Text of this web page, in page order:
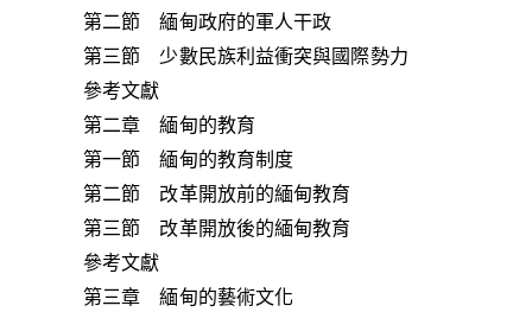
第二節 緬甸政府的軍人干政
第三節 少數民族利益衝突與國際勢力
參考文獻
第二章 緬甸的教育
第一節 緬甸的教育制度
第二節 改革開放前的緬甸教育
第三節 改革開放後的緬甸教育
參考文獻
第三章 緬甸的藝術文化